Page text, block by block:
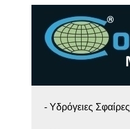
- Yδρόγειες Σφαίρες